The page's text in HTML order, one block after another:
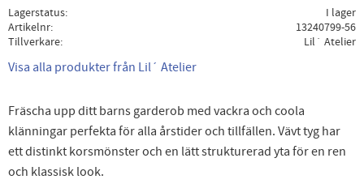
Lagerstatus
I lager
Artikelnr
13240799-56
Tillverkare
Lil´ Atelier
Visa alla produkter från Lil´ Atelier
Fräscha upp ditt barns garderob med vackra och coola
klänningar perfekta för alla årstider och tillfällen. Vävt tyg har
ett distinkt korsmönster och en lätt strukturerad yta för en ren
och klassisk look.